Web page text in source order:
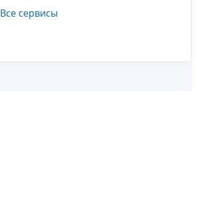
Все сервисы